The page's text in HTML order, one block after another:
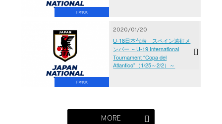
日本代表
日本代表
2020/01/20
U-18日本代表 スペイン遠征メ
ンバー ～U-19 International
Tournament “Copa del
Atlantico”（1/25～2/2）～
MORE